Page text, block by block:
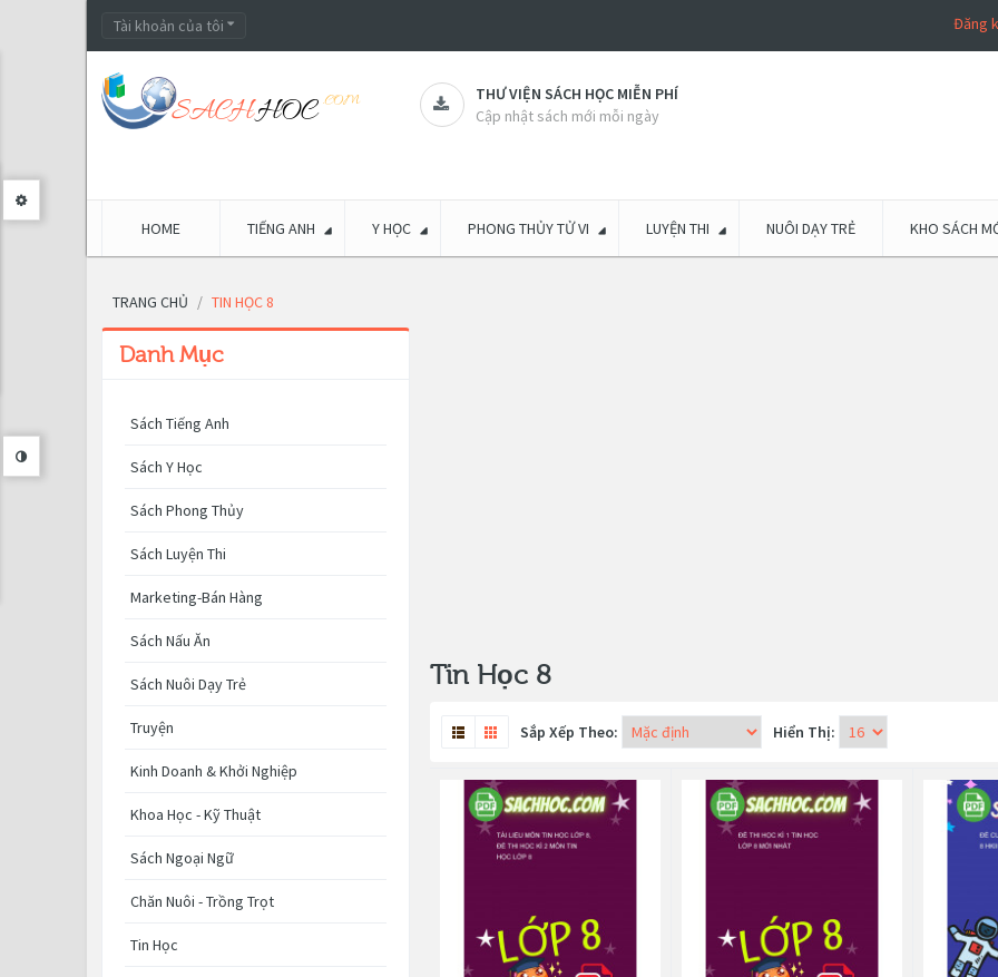
Tài khoản của tôi Đăng
THƯ VIỆN SÁCH HỌC MIỄN PHÍ
Cập nhật sách mới mỗi ngày
HOME TIẾNG ANH Y HỌC PHONG THỦY TỬ VI LUYỆN THI NUÔI DẠY TRẺ KHO SÁCH
TRANG CHỦ TIN HỌC 8
Danh Mục
Sách Tiếng Anh
Sách Y Học
Sách Phong Thủy
Sách Luyện Thi
Marketing-Bán Hàng
Sách Nấu Ăn
Sách Nuôi Dạy Trẻ
Truyện
Kinh Doanh & Khởi Nghiệp
Khoa Học - Kỹ Thuật
Sách Ngoại Ngữ
Chăn Nuôi - Trồng Trọt
Tin Học
Tin Học 8
Sắp Xếp Theo: Hiển Thị: